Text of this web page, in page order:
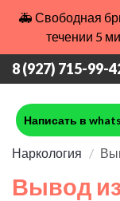
🚑 Свободная
течении 5
8 (927) 715-99-
Написать в
Наркология
Вывод